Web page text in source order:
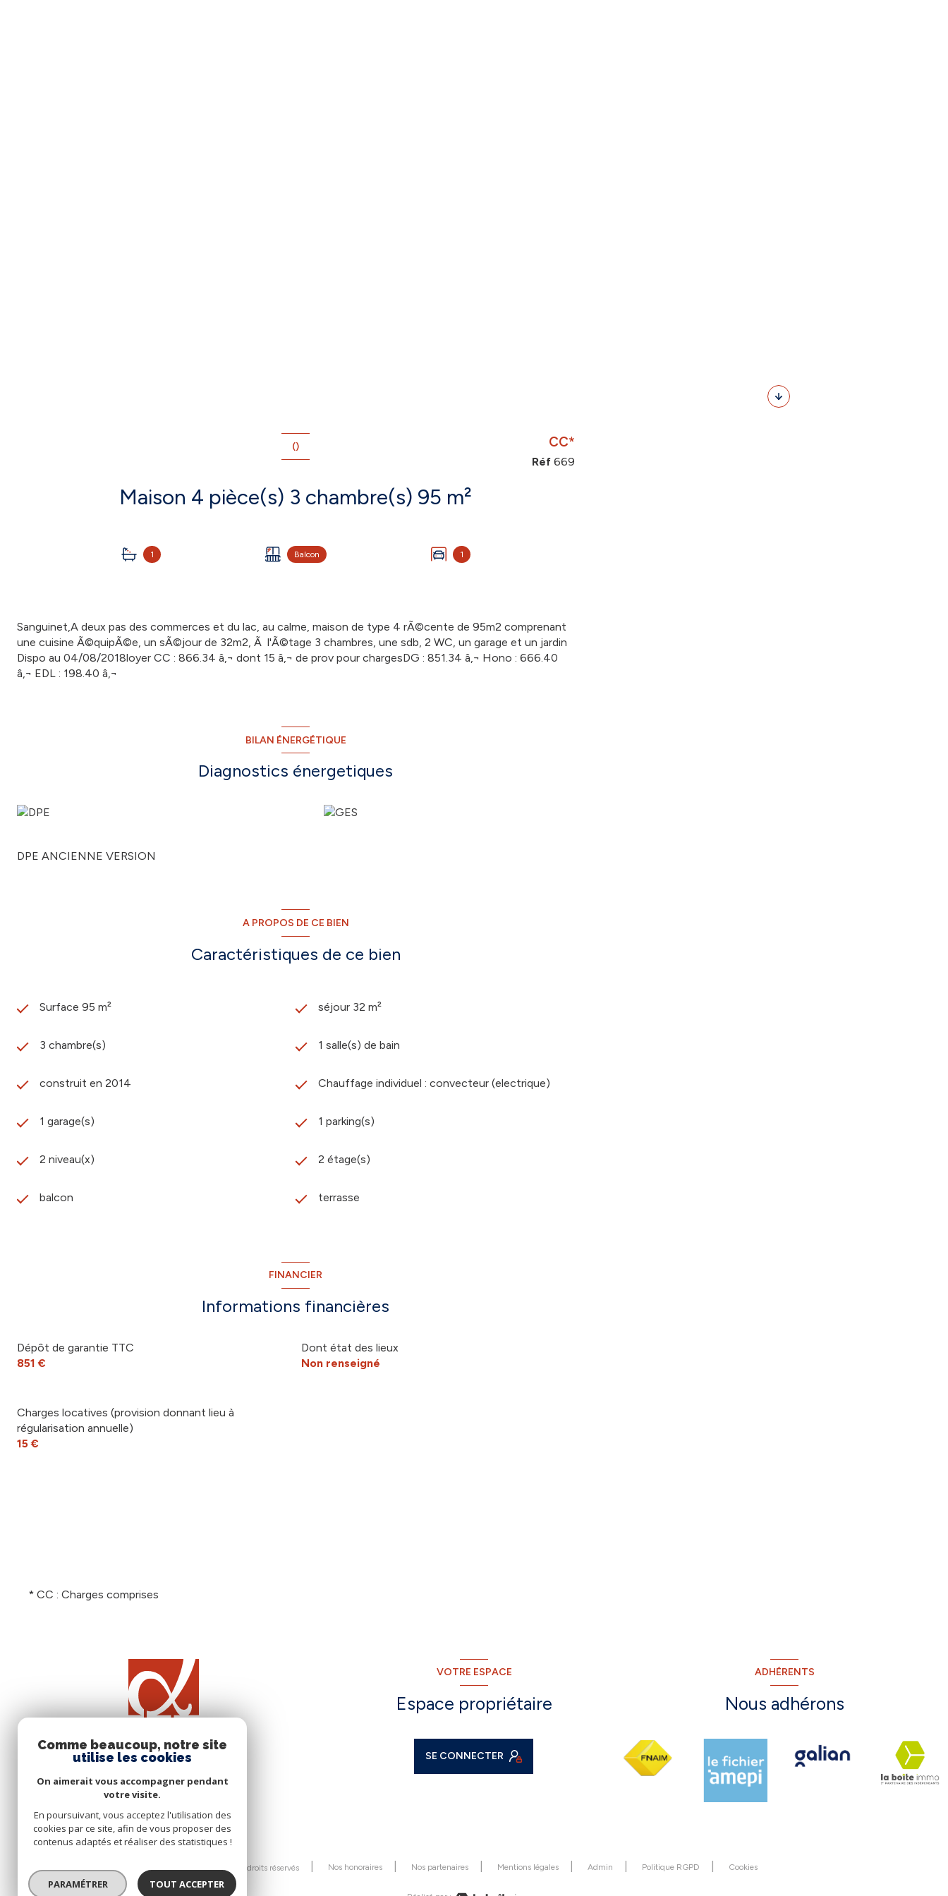
()
Maison 4 pièce(s) 3 chambre(s) 95 m²
1 Balcon 1
CC*
Réf 669
Sanguinet,A deux pas des commerces et du lac, au calme, maison de type 4 rÃ©cente de 95m2 comprenant
une cuisine Ã©quipÃ©e, un sÃ©jour de 32m2, Ã l'Ã©tage 3 chambres, une sdb, 2 WC, un garage et un jardin
Dispo au 04/08/2018loyer CC : 866.34 â‚¬ dont 15 â‚¬ de prov pour chargesDG : 851.34 â‚¬ Hono : 666.40
â‚¬ EDL : 198.40 â‚¬
BILAN ÉNERGÉTIQUE
Diagnostics énergetiques
DPE ANCIENNE VERSION
A PROPOS DE CE BIEN
Caractéristiques de ce bien
Surface 95 m² séjour 32 m²
3 chambre(s) 1 salle(s) de bain
construit en 2014 Chauffage individuel : convecteur (electrique)
1 garage(s) 1 parking(s)
2 niveau(x) 2 étage(s)
balcon terrasse
FINANCIER
Informations financières
Dont état des lieux
Non renseigné
Dépôt de garantie TTC
851 €
Charges locatives (provision donnant lieu à
régularisation annuelle)
15 €
* CC : Charges comprises
VOTRE ESPACE
Espace propriétaire
SE CONNECTER
ADHÉRENTS
Nous adhérons
© 2026 | Tous droits réservés Nos honoraires Nos partenaires Mentions légales Admin Politique RGPD Cookies
Comme beaucoup, notre site
utilise les cookies
On aimerait vous accompagner pendant
votre visite.
En poursuivant, vous acceptez l'utilisation des
cookies par ce site, afin de vous proposer des
contenus adaptés et réaliser des statistiques !
PARAMÉTRER TOUT ACCEPTER